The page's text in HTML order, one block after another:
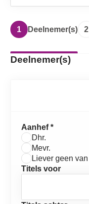
1 Deelnemer(s) 2
Deelnemer(s)
Aanhef *
Dhr.
Mevr.
Liever geen
Titels voor